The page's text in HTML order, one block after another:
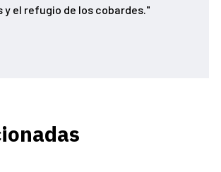
el refugio de los cobardes."